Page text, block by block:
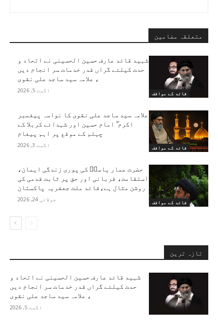
متعلقہ مضامین
قائد کے مواقف
شہید قائد عارف حسین الحسینی نے اتحاد و
حدت کیلئے گراں قدر خدمات سر انجام دیں
، علامہ سید ساجد علی نقوی
اگست 5, 2026
قائد کے مواقف
علامہ سید ساجد علی نقوی کا نواسہ پیغمبر
اکرم ۖ امام حسین اور شہدائے کربلا کے
چہلم کے موقع پر اہم پیغام
اگست 3, 2026
قائد کے مواقف
حضرت عمار یاسرؑ کی پوری زندگی ایمان،
استقامت، قربانی اور حق پر ثابت قدمی کی
روشن مثال ہے،قائد ملت جعفریہ پاکستان
جولائی 24, 2026
تازہ ترین
شہید قائد عارف حسین الحسینی نے اتحاد و
حدت کیلئے گراں قدر خدمات سر انجام دیں
، علامہ سید ساجد علی نقوی
اگست 5, 2026